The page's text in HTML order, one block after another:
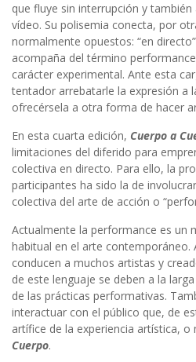
que fluye sin interrupción y
vídeo. Su polisemia conecta, por
normalmente opuestos: “en
acompaña del término
carácter experimental. Ante esta
tentador arrebatarle la expresión a
ofrecérsela a otra forma de hacer
En esta cuarta edición, Cuerpo a
limitaciones del diferido para
colectiva en directo. Para ello, la
participantes ha sido la de
colectiva del arte de acción o
Actualmente la performance es un
habitual en el arte contemporáneo.
conducen a muchos artistas y
de este lenguaje se deben a la
de las prácticas performativas.
interactuar con el público que, de
artífice de la experiencia artística, o
Cuerpo.